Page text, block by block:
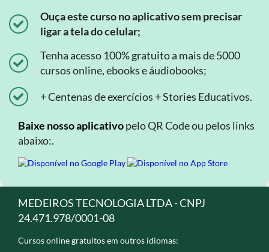
Ouça este curso no aplicativo sem precisar
ligar a tela do celular;
Tenha acesso 100% gratuito a mais de 5000
cursos online, ebooks e áudiobooks;
+ Centenas de exercícios + Stories Educativos.
Baixe nosso aplicativopelo QR Code ou pelos links
abaixo:.
MEDEIROS TECNOLOGIA LTDA - CNPJ
24.471.978/0001-08
Cursos online gratuitos em outros idiomas: